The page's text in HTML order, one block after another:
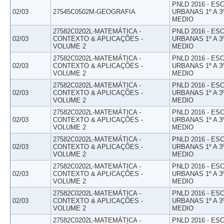
02/03 27545C0502M-GEOGRAFIA
PNLD 2016 -
URBANAS 1º A
MEDIO
02/03
27582C0202L-MATEMÁTICA -
CONTEXTO & APLICAÇÕES -
VOLUME 2
PNLD 2016 -
URBANAS 1º A
MEDIO
02/03
27582C0202L-MATEMÁTICA -
CONTEXTO & APLICAÇÕES -
VOLUME 2
PNLD 2016 -
URBANAS 1º A
MEDIO
02/03
27582C0202L-MATEMÁTICA -
CONTEXTO & APLICAÇÕES -
VOLUME 2
PNLD 2016 -
URBANAS 1º A
MEDIO
02/03
27582C0202L-MATEMÁTICA -
CONTEXTO & APLICAÇÕES -
VOLUME 2
PNLD 2016 -
URBANAS 1º A
MEDIO
02/03
27582C0202L-MATEMÁTICA -
CONTEXTO & APLICAÇÕES -
VOLUME 2
PNLD 2016 -
URBANAS 1º A
MEDIO
02/03
27582C0202L-MATEMÁTICA -
CONTEXTO & APLICAÇÕES -
VOLUME 2
PNLD 2016 -
URBANAS 1º A
MEDIO
02/03
27582C0202L-MATEMÁTICA -
CONTEXTO & APLICAÇÕES -
VOLUME 2
PNLD 2016 -
URBANAS 1º A
MEDIO
27582C0202L-MATEMÁTICA -
PNLD 2016 -